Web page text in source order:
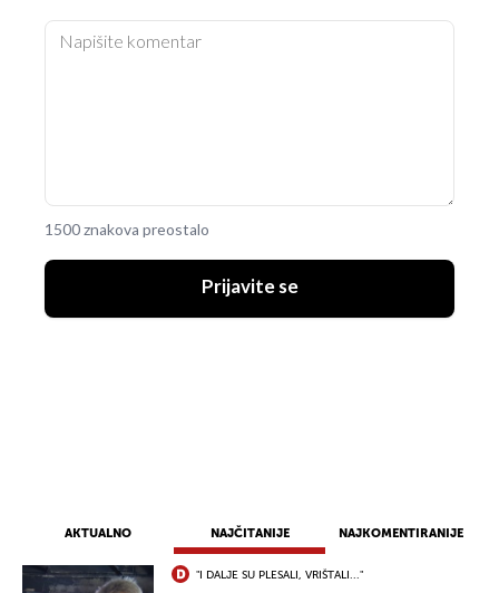
1500 znakova preostalo
Prijavite se
AKTUALNO NAJČITANIJE NAJKOMENTIRANIJE
"I DALJE SU PLESALI, VRIŠTALI..."